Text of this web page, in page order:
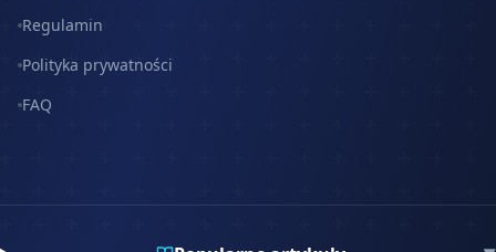
Regulamin
Polityka prywatności
FAQ